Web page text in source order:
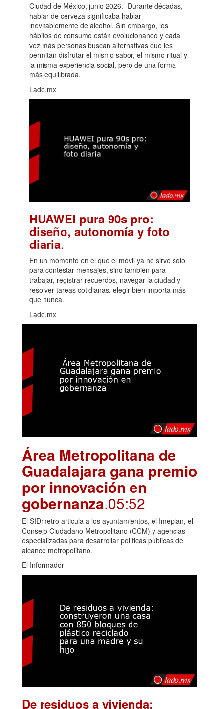
Ciudad de México, junio 2026.- Durante décadas,
hablar de cerveza significaba hablar
inevitablemente de alcohol. Sin embargo, los
hábitos de consumo están evolucionando y cada
vez más personas buscan alternativas que les
permitan disfrutar el mismo sabor, el mismo ritual y
la misma experiencia social, pero de una forma
más equilibrada.
Lado.mx
HUAWEI pura 90s pro:
diseño, autonomía y foto
diaria.
En un momento en el que el móvil ya no sirve solo
para contestar mensajes, sino también para
trabajar, registrar recuerdos, navegar la ciudad y
resolver tareas cotidianas, elegir bien importa más
que nunca.
Lado.mx
Área Metropolitana de
Guadalajara gana premio
por innovación en
gobernanza.05:52
El SIDmetro articula a los ayuntamientos, el Imeplan, el
Consejo Ciudadano Metropolitano (CCM) y agencias
especializadas para desarrollar políticas públicas de
alcance metropolitano.
El Informador
De residuos a vivienda: